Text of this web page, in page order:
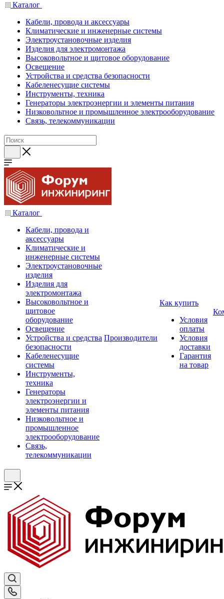
Каталог
Кабели, провода и аксессуары
Климатические и инженерные системы
Электроустановочные изделия
Изделия для электромонтажа
Высоковольтное и щитовое оборудование
Освещение
Устройства и средства безопасности
Кабеленесущие системы
Инструменты, техника
Генераторы электроэнергии и элементы питания
Низковольтное и промышленное электрооборудование
Связь, телекоммуникации
Каталог
Кабели, провода и
аксессуары
Климатические и
инженерные системы
Электроустановочные
изделия
Изделия для
электромонтажа
Высоковольтное и
щитовое
оборудование
Освещение
Устройства и средства
безопасности
Кабеленесущие
системы
Инструменты,
техника
Генераторы
электроэнергии и
элементы питания
Низковольтное и
промышленное
электрооборудование
Связь,
телекоммуникации
Производители
Как купить
Условия
оплаты
Условия
доставки
Гарантия
на товар